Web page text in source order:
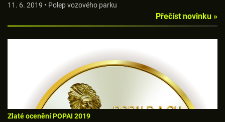
11. 6. 2019 • Polep vozového parku
Přečíst novinku »
Zlaté ocenění POPAI 2019